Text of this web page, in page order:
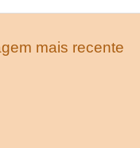
mais recente